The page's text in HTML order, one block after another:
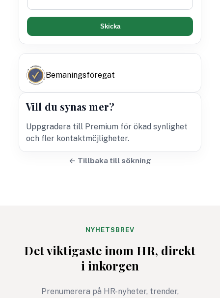
Skicka
Bemaningsföregat
Vill du synas mer?
Uppgradera till Premium för ökad synlighet
och fler kontaktmöjligheter.
← Tillbaka till sökning
NYHETSBREV
Det viktigaste inom HR, direkt
i inkorgen
Prenumerera på HR-nyheter, trender,